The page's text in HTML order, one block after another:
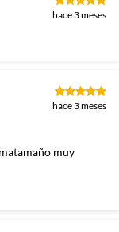
hace 3 meses
hace 3 meses
muy